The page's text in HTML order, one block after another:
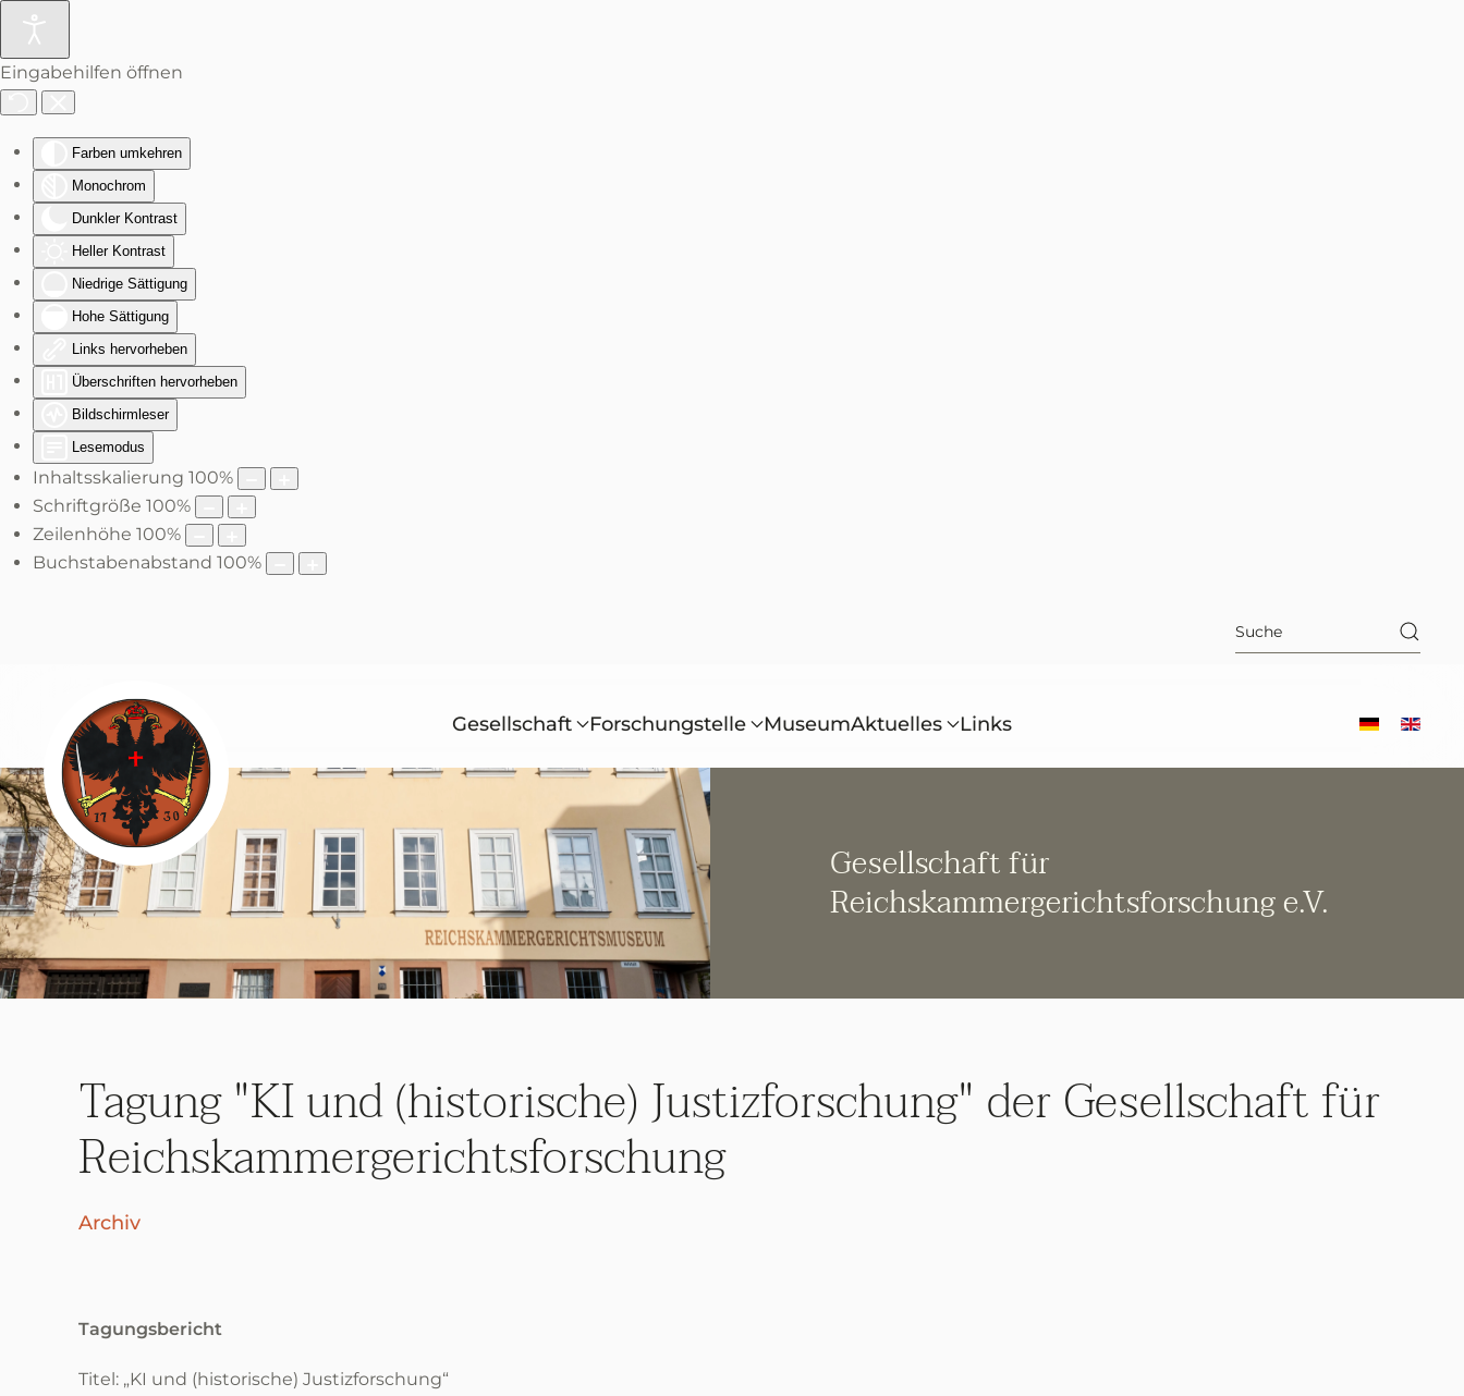
Eingabehilfen öffnen
Farben umkehren
Monochrom
Dunkler Kontrast
Heller Kontrast
Niedrige Sättigung
Hohe Sättigung
Links hervorheben
Überschriften hervorheben
Bildschirmleser
Lesemodus
Inhaltsskalierung 100%
Schriftgröße 100%
Zeilenhöhe 100%
Buchstabenabstand 100%
Zum Hauptinhalt springen
Gesellschaft Forschungstelle MuseumAktuelles Links
Gesellschaft für
Reichskammergerichtsforschung e.V.
Tagung "KI und (historische) Justizforschung" der Gesellschaft für
Reichskammergerichtsforschung
Archiv
Tagungsbericht
Titel: „KI und (historische) Justizforschung“